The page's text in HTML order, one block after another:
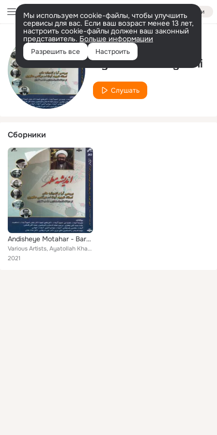
Войти
Мы используем cookie-файлы, чтобы улучшить
сервисы для вас. Если ваш возраст менее 13 лет,
настроить cookie-файлы должен ваш законный
представитель. Больше информации
Разрешить все Настроить
Исполнитель
Ayatollah Taleghani
Слушать
Сборники
Andisheye Motahar - Baresie Ara Va Andishehaye Ostad Shahid Ayatollah Motahari
Various Artists, Ayatollah Khamenei, Shahid Mofatteh, Haddad Adel, Shahid Dastgheib, MohammadTaghi Jaafari, Doctor Larijani, Sha...
2021